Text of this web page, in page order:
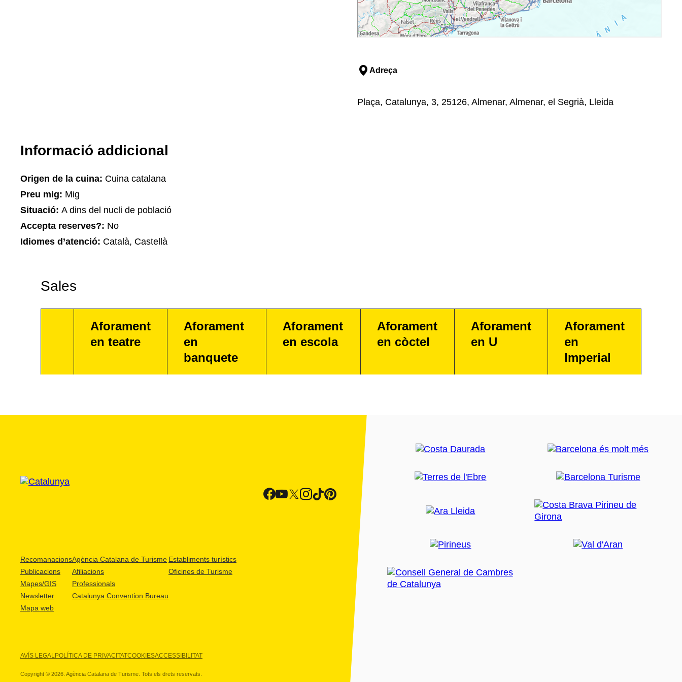
Adreça
Plaça, Catalunya, 3, 25126, Almenar, Almenar, el Segrià, Lleida
Informació addicional
Origen de la cuina: Cuina catalana
Preu mig: Mig
Situació: A dins del nucli de població
Accepta reserves?: No
Idiomes d’atenció: Català, Castellà
Sales
Aforament
en teatre
Aforament
en
banquete
Aforament
en escola
Aforament
en còctel
Aforament
en U
Aforament
en
Imperial
Recomanacions
Publicacions
Mapes/GIS
Newsletter
Mapa web
Agència Catalana de Turisme
Afiliacions
Professionals
Catalunya Convention Bureau
Establiments turístics
Oficines de Turisme
AVÍS LEGALPOLÍTICA DE PRIVACITATCOOKIESACCESSIBILITAT
Copyright © 2026. Agència Catalana de Turisme. Tots els drets reservats.